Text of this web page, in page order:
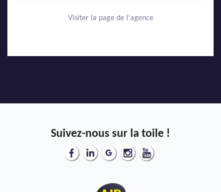
Visiter la page de l'agence
Suivez-nous sur la toile !